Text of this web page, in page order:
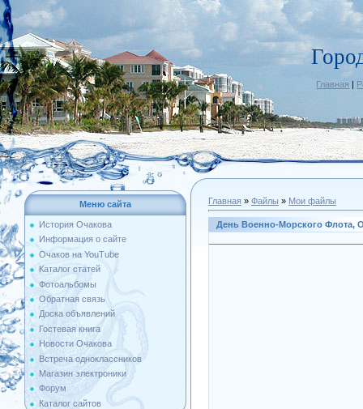
Главная |
Меню сайта
История Очакова
Информация о сайте
Очаков на YouTube
Каталог статей
Фотоальбомы
Обратная связь
Доска объявлений
Гостевая книга
Новости Очакова
Встреча одноклассников
Магазин электроники
Форум
Каталог сайтов
Главная » Файлы » Мои файлы
День Военно-Морского Флота,